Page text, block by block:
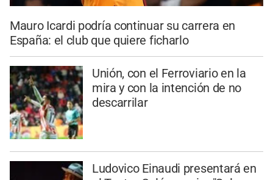
Mauro Icardi podría continuar su carrera en
España: el club que quiere ficharlo
Unión, con el Ferroviario en la
mira y con la intención de no
descarrilar
Ludovico Einaudi presentará en